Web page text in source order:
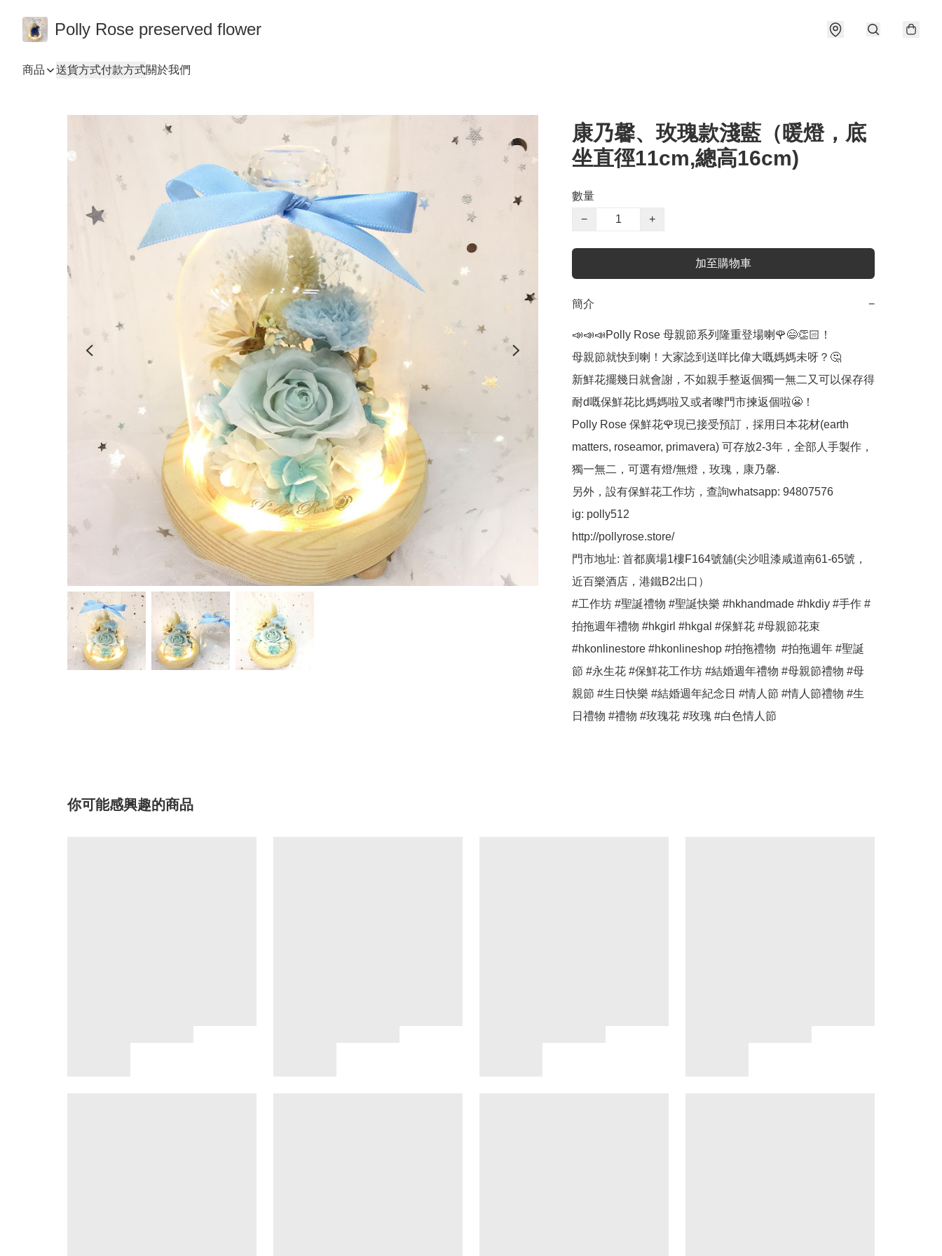
Polly Rose preserved flower
商品 送貨方式付款方式關於我們
康乃馨、玫瑰款淺藍（暖燈，底
坐直徑11cm,總高16cm)
數量
−
+
加至購物車
簡介 −
📣📣📣Polly Rose 母親節系列隆重登場喇🌹😄👏🏻！
母親節就快到喇！大家諗到送咩比偉大嘅媽媽未呀？🤔
新鮮花擺幾日就會謝，不如親手整返個獨一無二又可以保存得
耐d嘅保鮮花比媽媽啦又或者嚟門市揀返個啦😬！
Polly Rose 保鮮花🌹現已接受預訂，採用日本花材(earth
matters, roseamor, primavera) 可存放2-3年，全部人手製作，
獨一無二，可選有燈/無燈，玫瑰，康乃馨.
另外，設有保鮮花工作坊，查詢whatsapp: 94807576
ig: polly512
http://pollyrose.store/
門市地址: 首都廣場1樓F164號舖(尖沙咀漆咸道南61-65號，
近百樂酒店，港鐵B2出口）
#工作坊 #聖誕禮物 #聖誕快樂 #hkhandmade #hkdiy #手作 #
拍拖週年禮物 #hkgirl #hkgal #保鮮花 #母親節花束
#hkonlinestore #hkonlineshop #拍拖禮物  #拍拖週年 #聖誕
節 #永生花 #保鮮花工作坊 #結婚週年禮物 #母親節禮物 #母
親節 #生日快樂 #結婚週年紀念日 #情人節 #情人節禮物 #生
日禮物 #禮物 #玫瑰花 #玫瑰 #白色情人節
你可能感興趣的商品